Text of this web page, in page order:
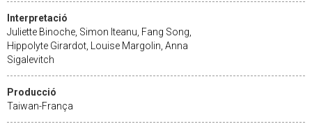
Interpretació
Juliette Binoche, Simon Iteanu, Fang Song,
Hippolyte Girardot, Louise Margolin, Anna
Sigalevitch
Producció
Taiwan-França